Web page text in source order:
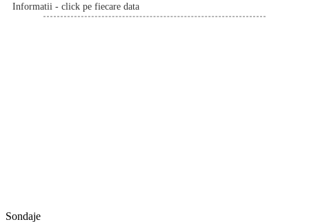
Informatii - click pe fiecare data
Sondaje